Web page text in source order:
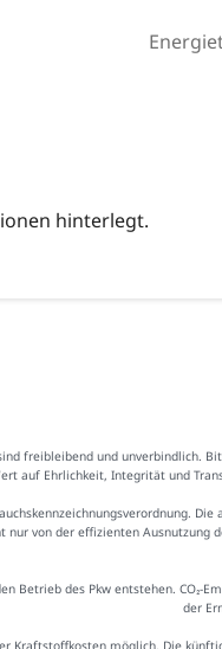
hinterlegt.
freibleibend und unverbindlich.
auf Ehrlichkeit, Integrität und
nur von der effizienten
Betrieb des Pkw entstehen.
der
möglich. Die